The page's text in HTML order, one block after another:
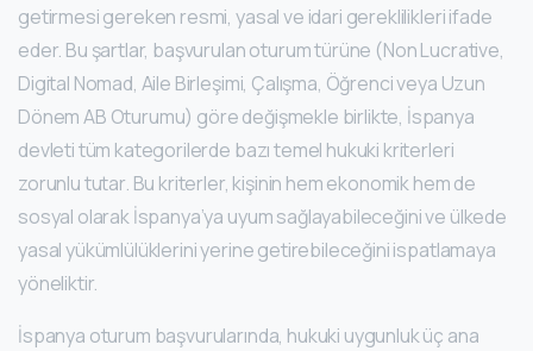
getirmesi gereken resmi, yasal ve idari gereklilikleri ifade
eder. Bu şartlar, başvurulan oturum türüne (Non Lucrative,
Digital Nomad, Aile Birleşimi, Çalışma, Öğrenci veya Uzun
Dönem AB Oturumu) göre değişmekle birlikte, İspanya
devleti tüm kategorilerde bazı temel hukuki kriterleri
zorunlu tutar. Bu kriterler, kişinin hem ekonomik hem de
sosyal olarak İspanya’ya uyum sağlayabileceğini ve ülkede
yasal yükümlülüklerini yerine getirebileceğini ispatlamaya
yöneliktir.
İspanya oturum başvurularında, hukuki uygunluk üç ana